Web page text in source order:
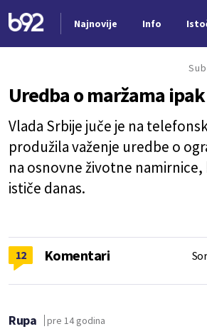
Najnovije Info
Uredba o maržama
Vlada Srbije juče je na
produžila važenje uredbe o
na osnovne životne namirnice,
ističe danas.
12 Komentari
Rupa pre 14 godina